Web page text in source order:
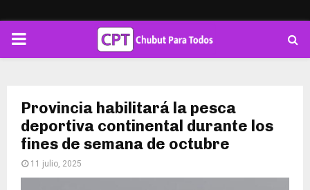
PRIMARY
Provincia habilitará la pesca
deportiva continental durante los
fines de semana de octubre
11 julio, 2025